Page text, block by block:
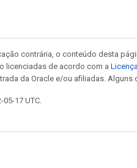
contrária, o conteúdo desta
licenciadas de acordo com a
da Oracle e/ou afiliadas.
17 UTC.